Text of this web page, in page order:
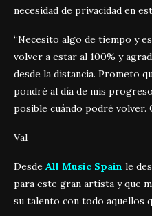
necesidad de privacidad en
“Necesito algo de tiempo y
volver a estar al 100% y
desde la distancia. Prometo
pondré al día de mis
posible cuándo podré volver.
Val
Desde All Music Spain le
para este gran artista y que
su talento con todo aquellos